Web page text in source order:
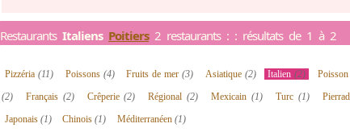
Restaurants Italiens Poitiers2 restaurants : : résultats de 1 à 2
Pizzéria(11) Poissons (4) Fruits de mer(3) Asiatique (2) Italien(2)
(2)
Français (2) Crêperie(2) Régional(2) Mexicain (1) Turc (1)
Japonais (1) Chinois(1) Méditerranéen (1)